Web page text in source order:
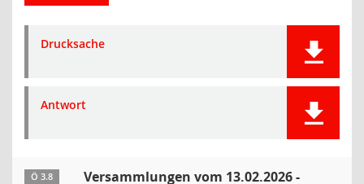
Drucksache
Antwort
Ö 3.8
Versammlungen vom 13.02.2026 -